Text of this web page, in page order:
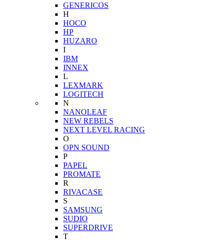
GENERICOS
H
HOCO
HP
HUZARO
I
IBM
INNEX
L
LEXMARK
LOGITECH
N
NANOLEAF
NEW REBELS
NEXT LEVEL RACING
O
OPN SOUND
P
PAPEL
PROMATE
R
RIVACASE
S
SAMSUNG
SUDIO
SUPERDRIVE
T